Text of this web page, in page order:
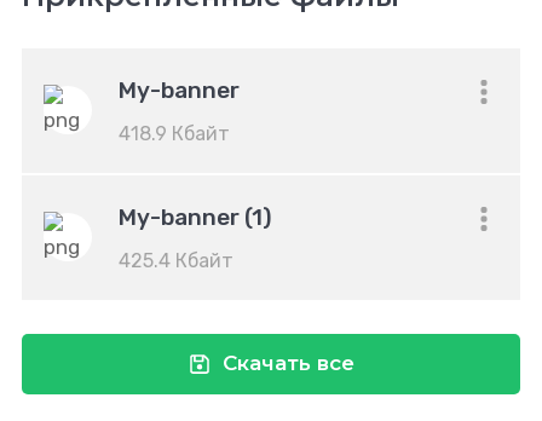
My-banner
418.9 Кбайт
My-banner (1)
425.4 Кбайт
Скачать все